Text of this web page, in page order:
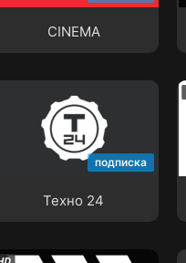
CINEMA
подписка
Техно 24